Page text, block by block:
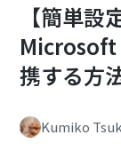
【簡単
Microsoft
携する方
Kumiko